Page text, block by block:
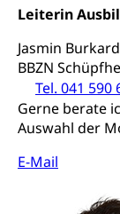
Leiterin
Jasmin Burkard
BBZN
Tel. 041 590
Gerne berate
Auswahl der
E-Mail
Kapitalsteuer
Vermittlung,
Rassismus